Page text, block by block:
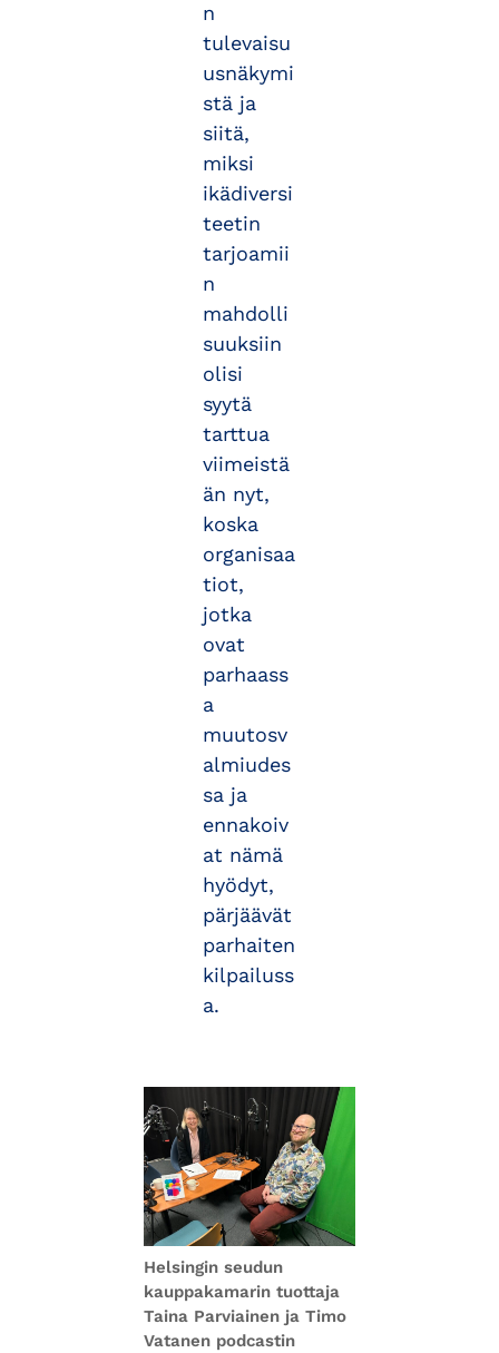
n
tulevaisu
usnäkymi
stä ja
siitä,
miksi
ikädiversi
teetin
tarjoamii
n
mahdolli
suuksiin
olisi
syytä
tarttua
viimeistä
än nyt,
koska
organisaa
tiot,
jotka
ovat
parhaass
a
muutosv
almiudes
sa ja
ennakoiv
at nämä
hyödyt,
pärjäävät
parhaiten
kilpailuss
a.
Helsingin seudun
kauppakamarin tuottaja
Taina Parviainen ja Timo
Vatanen podcastin